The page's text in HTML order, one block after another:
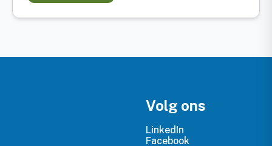
Volg ons
LinkedIn
Facebook